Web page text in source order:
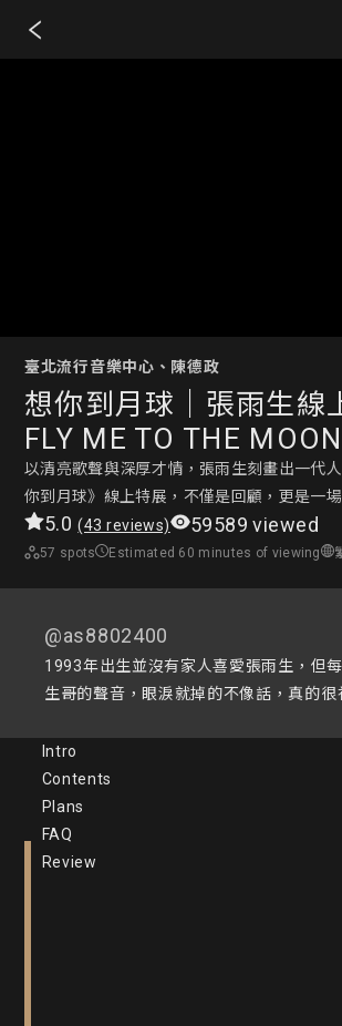
臺北流行音樂中心、陳德政
想你到月球｜張雨生線
FLY ME TO THE
以清亮歌聲與深厚才情，張雨生刻畫出一代
你到月球》線上特展，不僅是回顧，更是一
5.0 (43 reviews) 59589 viewed
57 spots Estimated 60 minutes of viewing
@as8802400
1993年出生並沒有家人喜愛張雨生，但
生哥的聲音，眼淚就掉的不像話，真的很
❤️我真的好喜歡好喜歡這次展覽的設計，
天我還因為看太慢整個錯過了月球電台後
線上展覽的消息非常驚喜，買好的第一時
台好好的聽了一遍，現在我打算聽第二遍
福！ 謝謝每一位展覽的相關人員，因為有
Intro
Contents
Plans
FAQ
Review